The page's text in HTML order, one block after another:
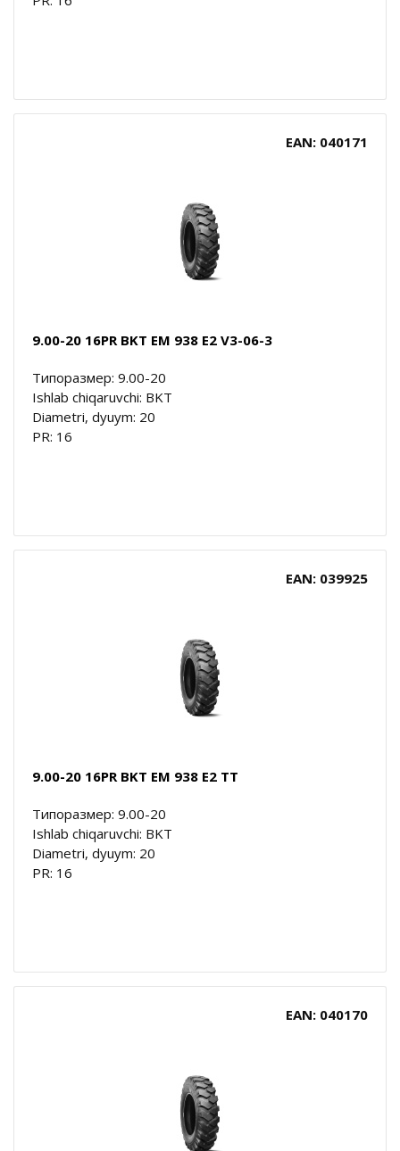
EAN: 040171
9.00-20 16PR BKT EM 938 E2 V3-06-3
Типоразмер: 9.00-20
Ishlab chiqaruvchi: BKT
Diametri, dyuym: 20
PR: 16
EAN: 039925
9.00-20 16PR BKT EM 938 E2 TT
Типоразмер: 9.00-20
Ishlab chiqaruvchi: BKT
Diametri, dyuym: 20
PR: 16
EAN: 040170